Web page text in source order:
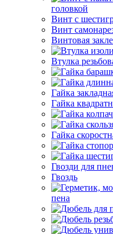
головкой
Винт с
Винт
Винтовая
Втулка
Гайка
Гайка
Гайка
Гвозди для
Гвоздь
пена